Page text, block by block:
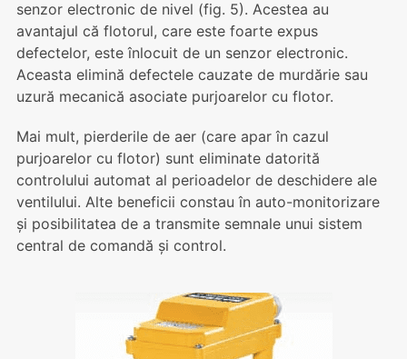
senzor electronic de nivel (fig. 5). Acestea au
avantajul că flotorul, care este foarte expus
defectelor, este înlocuit de un senzor electronic.
Aceasta elimină defectele cauzate de murdărie sau
uzură mecanică asociate purjoarelor cu flotor.
Mai mult, pierderile de aer (care apar în cazul
purjoarelor cu flotor) sunt eliminate datorită
controlului automat al perioadelor de deschidere ale
ventilului. Alte beneficii constau în auto-monitorizare
și posibilitatea de a transmite semnale unui sistem
central de comandă și control.